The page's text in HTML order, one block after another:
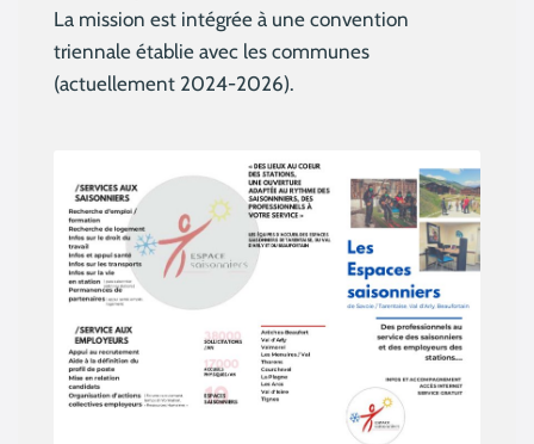
La mission est intégrée à une convention
triennale établie avec les communes
(actuellement 2024-2026).